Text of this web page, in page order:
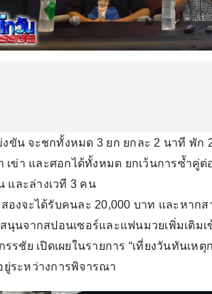
ขัน จะชกทั้งหมด 3 ยก ยกละ 2 นาที พั
เข่า และศอกได้ทั้งหมด ยกเว้นการซ้ำ
และล่างเวที 3 คน
องจะได้รับคนละ 20,000 บาท และหาก
นุนจากสปอนเซอร์และแฟนมวยเพิ่มเติม
รชัย เปิดเผยในรายการ “เที่ยงวันทันเ
ยู่ระหว่างการพิจารณา